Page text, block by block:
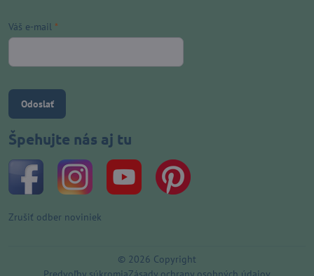
Váš e-mail *
Odoslať
Špehujte nás aj tu
Zrušiť odber noviniek
© 2026 Copyright